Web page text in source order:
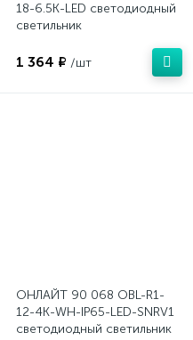
18-6.5K-LED светодиодный
светильник
1 364 ₽ /шт
ОНЛАЙТ 90 068 OBL-R1-
12-4K-WH-IP65-LED-SNRV1
светодиодный светильник